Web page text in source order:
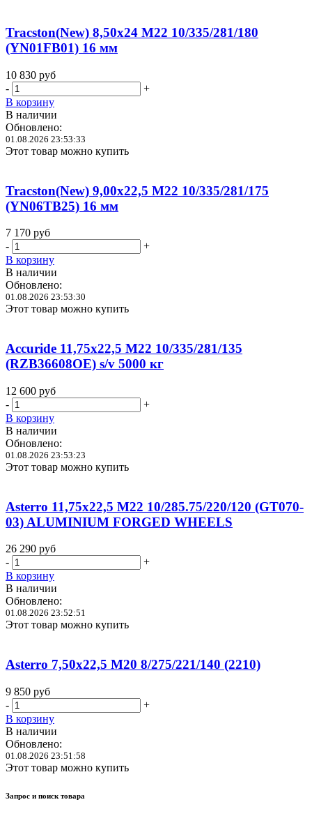
Tracston(New) 8,50x24 M22 10/335/281/180
(YN01FB01) 16 мм
10 830 руб
-
+
В корзину
В наличии
Обновлено:
01.08.2026 23:53:33
Этот товар можно купить
Tracston(New) 9,00x22,5 M22 10/335/281/175
(YN06TB25) 16 мм
7 170 руб
-
+
В корзину
В наличии
Обновлено:
01.08.2026 23:53:30
Этот товар можно купить
Accuride 11,75x22,5 M22 10/335/281/135
(RZB36608OE) s/v 5000 кг
12 600 руб
-
+
В корзину
В наличии
Обновлено:
01.08.2026 23:53:23
Этот товар можно купить
Asterro 11,75x22,5 M22 10/285.75/220/120 (GT070-
03) ALUMINIUM FORGED WHEELS
26 290 руб
-
+
В корзину
В наличии
Обновлено:
01.08.2026 23:52:51
Этот товар можно купить
Asterro 7,50x22,5 M20 8/275/221/140 (2210)
9 850 руб
-
+
В корзину
В наличии
Обновлено:
01.08.2026 23:51:58
Этот товар можно купить
Запрос и поиск товара